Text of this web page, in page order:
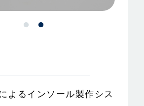
よるインソール製作シス